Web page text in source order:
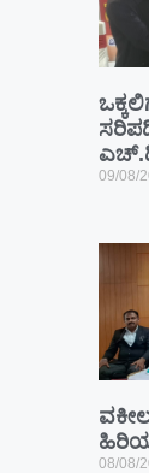
09/08/
08/08/